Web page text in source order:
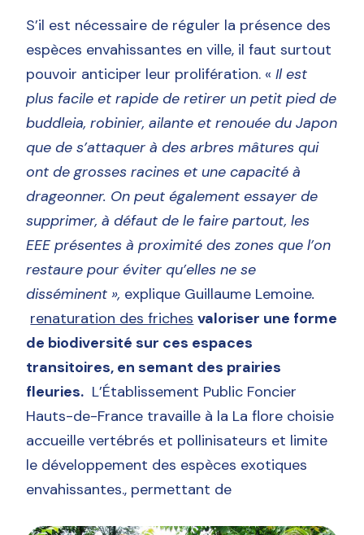
S’il est nécessaire de réguler la présence des
espèces envahissantes en ville, il faut surtout
pouvoir anticiper leur prolifération. «Il est
plus facile et rapide de retirer un petit pied de
buddleia, robinier, ailante et renouée du Japon
que de s’attaquer à des arbres mâtures qui
ont de grosses racines et une capacité à
drageonner. On peut également essayer de
supprimer, à défaut de le faire partout, les
EEE présentes à proximité des zones que l’on
restaure pour éviter qu’elles ne se
disséminent », explique Guillaume Lemoine.
renaturation des friches valoriser une forme
de biodiversité sur ces espaces
transitoires, en semant des prairies
fleuries. L’Établissement Public Foncier
Hauts-de-France travaille à la La flore choisie
accueille vertébrés et pollinisateurs et limite
le développement des espèces exotiques
envahissantes., permettant de